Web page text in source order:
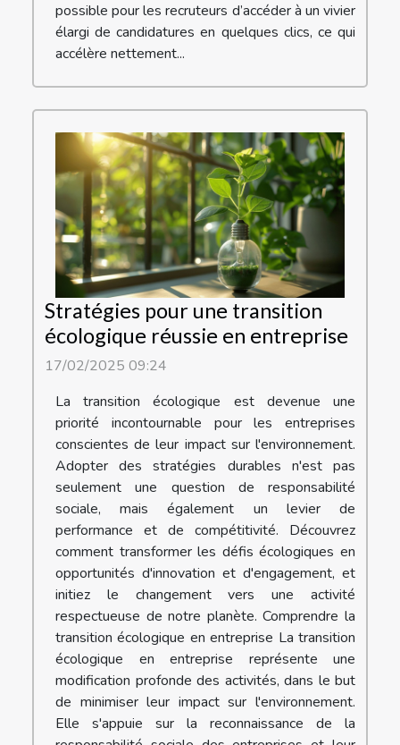
possible pour les recruteurs d’accéder à un vivier
élargi de candidatures en quelques clics, ce qui
accélère nettement...
Stratégies pour une transition
écologique réussie en entreprise
17/02/2025 09:24
La transition écologique est devenue une
priorité incontournable pour les entreprises
conscientes de leur impact sur l'environnement.
Adopter des stratégies durables n'est pas
seulement une question de responsabilité
sociale, mais également un levier de
performance et de compétitivité. Découvrez
comment transformer les défis écologiques en
opportunités d'innovation et d'engagement, et
initiez le changement vers une activité
respectueuse de notre planète. Comprendre la
transition écologique en entreprise La transition
écologique en entreprise représente une
modification profonde des activités, dans le but
de minimiser leur impact sur l'environnement.
Elle s'appuie sur la reconnaissance de la